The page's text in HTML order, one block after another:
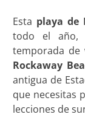
Esta playa de
todo el año,
temporada de
Rockaway
antigua de
que necesitas
lecciones de